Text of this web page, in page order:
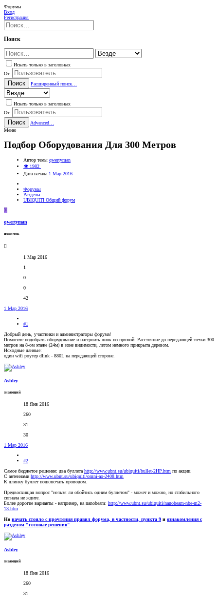
Форумы
Вход
Регистрация
Поиск
Искать только в заголовках
От:
Поиск Расширенный поиск…
Искать только в заголовках
От:
Поиск
Advanced…
Меню
Подбор Оборудования Для 300 Метров
Автор темы qwertyman
👁 1982
Дата начала 1 Мар 2016
Форумы
Разделы
UBIQUITI Общий форум
Q
qwertyman
новичок
1 Мар 2016
1
0
0
42
1 Мар 2016
#1
Добрый день, участники и администраторы форума!
Помогите подобрать оборудование и настроить линк по прямой. Расстояние до передающей точки 300
метров на 8-ом этаже (24м) в зоне видимости, летом немного прикрыта деревом.
Исходные данные:
один wifi роутер dlink - 880L на передающей стороне.
Ashley
знающий
18 Янв 2016
260
31
30
1 Мар 2016
#2
Самое бюджетое решение: два буллета http://www.ubnt.su/ubiquiti/bullet-2HP.htm по акции.
С антеннами http://www.ubnt.su/ubiquiti/omni-ao-2408.htm
К длинку буллет подключать проводом.
Предвосхищая вопрос "нельзя ли обойтись одним буллетом" - может и можно, но стабильного
сигнала не ждите.
Более дорогие варианты - например, на nanobeam: http://www.ubnt.su/ubiquiti/nanobeam-nbe-m2-
13.htm
Но начать стоило с прочтения правил форума, в частности, пункта 9 и ознакомления с
разделом "готовые решения"
Ashley
знающий
18 Янв 2016
260
31